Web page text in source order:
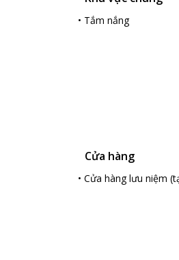
• Tắm nắng
Cửa hàng
•Cửa hàng lưu niệm